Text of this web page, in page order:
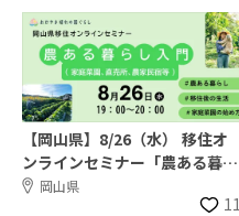
【岡山県】8/26（水） 移住オ
ンラインセミナー「農ある暮ら
し入門」
岡山県
11